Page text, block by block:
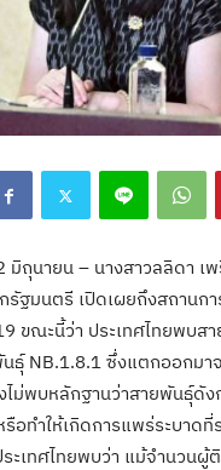
มิถุนายน – นางสาวลลิดา เ
รัฐมนตรี เปิดเผยถึงสถานก
ขณะนี้ว่า ประเทศไทยพบส
ธุ์ NB.1.8.1 ซึ่งแตกออกมา
ไม่พบหลักฐานว่าสายพันธุ์ดัง
อทำให้เกิดการแพร่ระบาด
ระเทศไทยพบว่า แม้จำนวนผู้